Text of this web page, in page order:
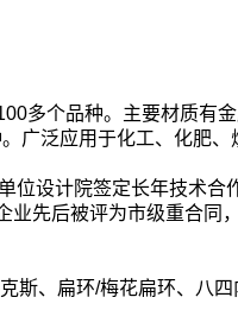
多个品种。主要材质有
广泛应用于化工、化肥
位设计院签定长年技术
先后被评为市级重合同
、扁环/梅花扁环、八